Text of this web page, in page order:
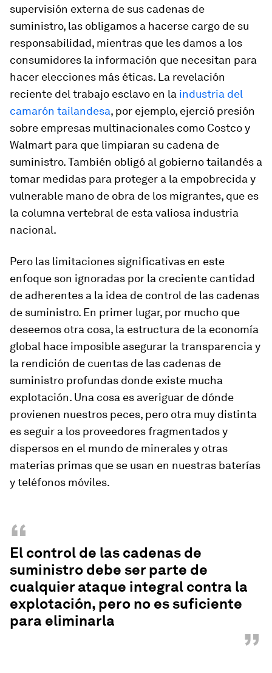
supervisión externa de sus cadenas de
suministro, las obligamos a hacerse cargo de su
responsabilidad, mientras que les damos a los
consumidores la información que necesitan para
hacer elecciones más éticas. La revelación
reciente del trabajo esclavo en la industria del
camarón tailandesa, por ejemplo, ejerció presión
sobre empresas multinacionales como Costco y
Walmart para que limpiaran su cadena de
suministro. También obligó al gobierno tailandés a
tomar medidas para proteger a la empobrecida y
vulnerable mano de obra de los migrantes, que es
la columna vertebral de esta valiosa industria
nacional.
Pero las limitaciones significativas en este
enfoque son ignoradas por la creciente cantidad
de adherentes a la idea de control de las cadenas
de suministro. En primer lugar, por mucho que
deseemos otra cosa, la estructura de la economía
global hace imposible asegurar la transparencia y
la rendición de cuentas de las cadenas de
suministro profundas donde existe mucha
explotación. Una cosa es averiguar de dónde
provienen nuestros peces, pero otra muy distinta
es seguir a los proveedores fragmentados y
dispersos en el mundo de minerales y otras
materias primas que se usan en nuestras baterías
y teléfonos móviles.
“
El control de las cadenas de
suministro debe ser parte de
cualquier ataque integral contra la
explotación, pero no es suficiente
para eliminarla
”